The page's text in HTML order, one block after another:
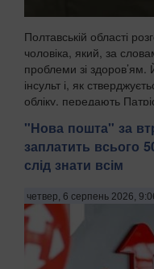
Полтавській області
чоловіка, який, за
проблеми зі
інсульт і, як
обліку, передають
"Нова пошта" за
заплатить всього
слід знати всім
четвер, 6 серпень 2026,